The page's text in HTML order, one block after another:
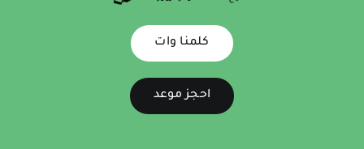
كلمنا وات
احجز موعد